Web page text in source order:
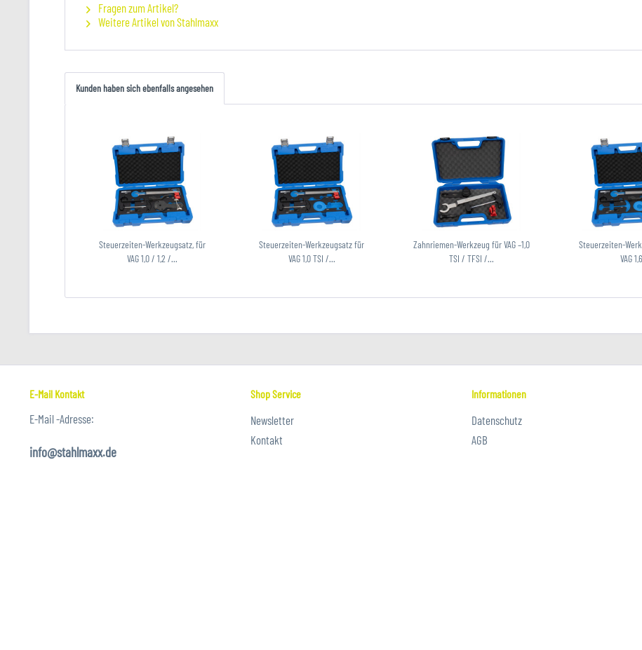
Fragen zum Artikel?
Weitere Artikel von Stahlmaxx
Kunden haben sich ebenfalls angesehen
Steuerzeiten-Werkzeugsatz, für
VAG 1,0 / 1,2 /...
Steuerzeiten-Werkzeugsatz für
VAG 1,0 TSI /...
Zahnriemen-Werkzeug für VAG –1,0
TSI / TFSI /...
Steuerzeiten-
VAG 1,6
E-Mail Kontakt
E-Mail -Adresse:
info@stahlmaxx.de
Shop Service
Newsletter
Kontakt
Informationen
Datenschutz
AGB